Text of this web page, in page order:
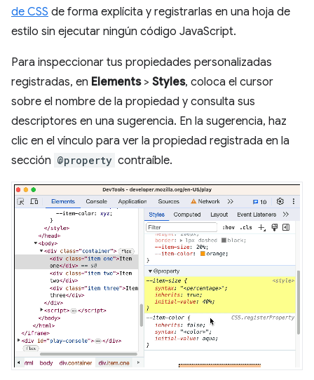
de CSS de forma explícita y registrarlas en una hoja de
estilo sin ejecutar ningún código JavaScript.
Para inspeccionar tus propiedades personalizadas
registradas, en Elements> Styles, coloca el cursor
sobre el nombre de la propiedad y consulta sus
descriptores en una sugerencia. En la sugerencia, haz
clic en el vínculo para ver la propiedad registrada en la
sección @property contraíble.